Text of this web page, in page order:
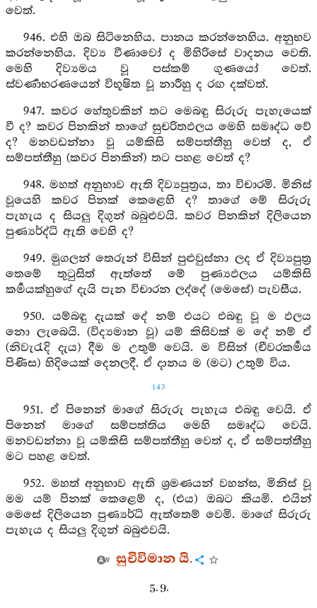
වෙත්.
946. එහි ඔබ සිටිනෙහිය. පානය කරන්නෙහිය. අනුභව
කරන්නෙහිය. දිව්‍ය වීණාවෝ ද මිහිරිසේ වාදනය වෙති.
මෙහි දිව්‍යමය වූ පස්කම් ගුණයෝ වෙත්.
ස්වර්‍ණාභරණයෙන් විභූෂිත වූ නාරීහු ද රඟ දක්වත්.
947. කවර හේතුවකින් තට මෙබඳු සිරුරු පැහැයෙක්
වී ද? කවර පිනකින් තාගේ සුචරිතඵලය මෙහි සමෘද්ධ වේ
ද? මනවඩන්නා වූ යම්කිසි සම්පත්තීහු වෙත් ද, ඒ
සම්පත්තීහු (කවර පිනකින්) තට පහළ වෙත් ද?
948. මහත් අනුභාව ඇති දිව්‍යපුත්‍රය, තා විචාරමි. මිනිස්
වූයෙහි කවර පිනක් කෙළෙහි ද? තාගේ මේ සිරුරු
පැහැය ද සියලු දිගුන් බබුළුවයි. කවර පිනකින් දිලියෙන
පුණ්‍යර්ද්ධි ඇති වෙහි ද?
949. මුගලන් තෙරුන් විසින් පුළුවුස්නා ලද ඒ දිව්‍යපුත්‍ර
තෙමේ තුටුසිත් ඇත්තේ මේ පුණ්‍යඵලය යම්කිසි
කර්‍මයක්හුගේ දැයි පැන විචාරන ලද්දේ (මෙසේ) පැවසීය.
950. යම්බඳු දැයක් දේ නම් එයට එබඳු වූ ම ඵලය
නො ලැබෙයි. (විද්‍යමාන වූ) යම් කිසිවක් ම දේ නම් ඒ
(නිවැරැදි දැය) දීම ම උතුම් වෙයි. ම විසින් (චීවරකර්‍මය
පිණිස) හිදියෙක් දෙනලදී. ඒ දානය ම (මට) උතුම් විය.
143
951. ඒ පිනෙන් මාගේ සිරුරු පැහැය එබඳු වෙයි. ඒ
පිනෙන් මාගේ සම්පත්තිය මෙහි සමෘද්ධ වෙයි.
මනවඩන්නා වූ යම්කිසි සම්පත්තීහු වෙත් ද, ඒ සම්පත්තීහු
මට පහළ වෙත්.
952. මහත් අනුභාව ඇති ශ්‍රමණයන් වහන්ස, මිනිස් වූ
මම යම් පිනක් කෙළෙම් ද, (එය) ඔබට කියමි. එයින්
මෙසේ දිලියෙන පුණ්‍යර්ධි ඇත්තෙම් වෙමි. මාගේ සිරුරු
පැහැය ද සියලු දිගුන් බබුළුවයි.
සුචිවිමාන යි.
5. 9.